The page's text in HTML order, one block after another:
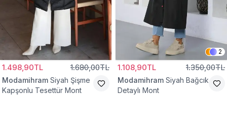
1.498,90TL 1.680,00TL
Modamihram Siyah Şişme
Kapşonlu Tesettür Mont
2
1.108,90TL 1.350,00TL
Modamihram Siyah Bağcık
Detaylı Mont